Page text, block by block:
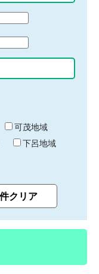
可茂地域
下呂地域